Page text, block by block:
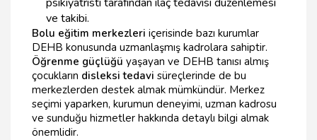
ve takibi.
Bolu eğitim merkezleri içerisinde bazı kurumlar
DEHB konusunda uzmanlaşmış kadrolara sahiptir.
Öğrenme güçlüğü yaşayan ve DEHB tanısı almış
çocukların disleksi tedavi süreçlerinde de bu
merkezlerden destek almak mümkündür. Merkez
seçimi yaparken, kurumun deneyimi, uzman kadrosu
ve sunduğu hizmetler hakkında detaylı bilgi almak
önemlidir.